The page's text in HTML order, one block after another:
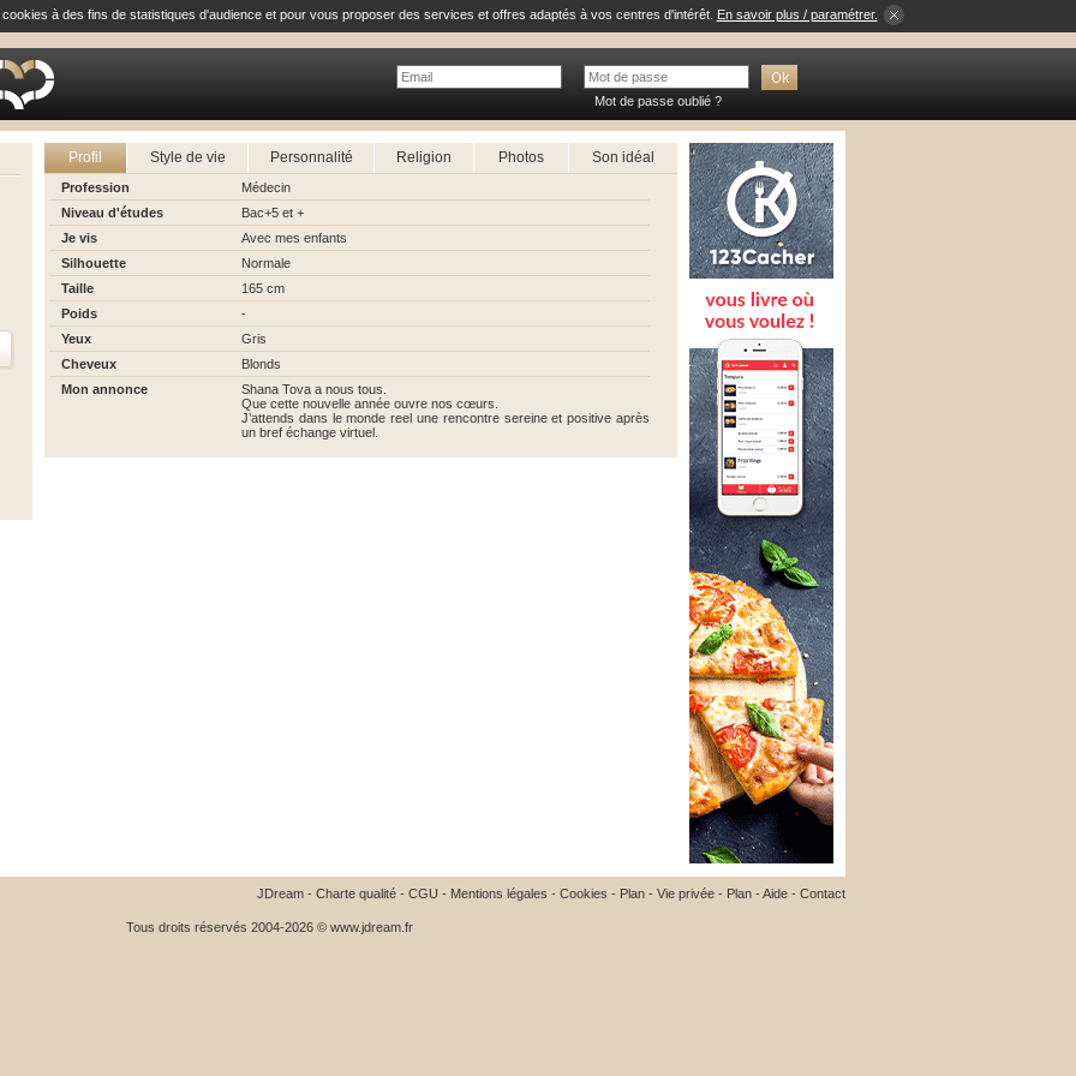
à des fins de statistiques d'audience et pour vous proposer des services et offres adaptés à vos centres d'intérêt. En savoir plus / paramétrer.
Mot de passe oublié ?
Profil Style de vie Personnalité Religion Photos Son idéal
Profession
Médecin
Niveau d'études
Bac+5 et +
Je vis
Avec mes enfants
Silhouette
Normale
Taille
165 cm
Poids
-
Yeux
Gris
Cheveux
Blonds
Mon annonce
Shana Tova a nous tous.
Que cette nouvelle année ouvre nos cœurs.
J’attends dans le monde reel une rencontre sereine et positive après
un bref échange virtuel.
JDream - Charte qualité - CGU - Mentions légales - Cookies - Plan - Vie privée - Plan -Aide - Contact
Tous droits réservés 2004-2026 © www.jdream.fr